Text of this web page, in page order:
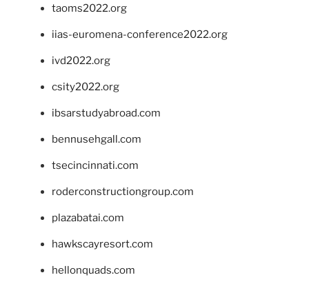
taoms2022.org
iias-euromena-conference2022.org
ivd2022.org
csity2022.org
ibsarstudyabroad.com
bennusehgall.com
tsecincinnati.com
roderconstructiongroup.com
plazabatai.com
hawkscayresort.com
hellonquads.com